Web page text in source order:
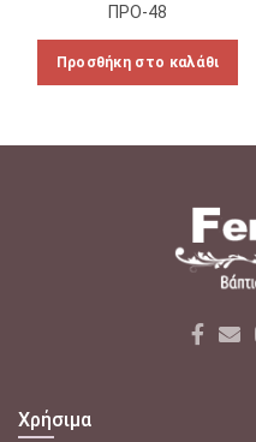
ΠΡΟ-48
Προσθήκη στο καλάθι
Χρήσιμα